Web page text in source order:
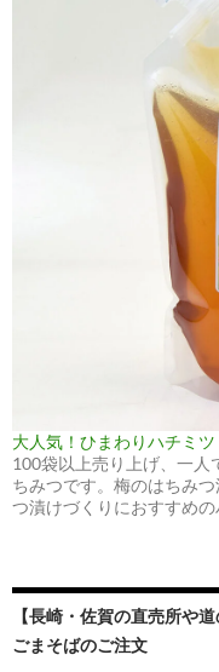
大人気！ひまわりハチミ
100袋以上売り上げ、一人
ちみつです。梅のはちみ
つ漬けづくりにおすすめの
【長崎・佐賀の直売所や
ごまそばのご注文